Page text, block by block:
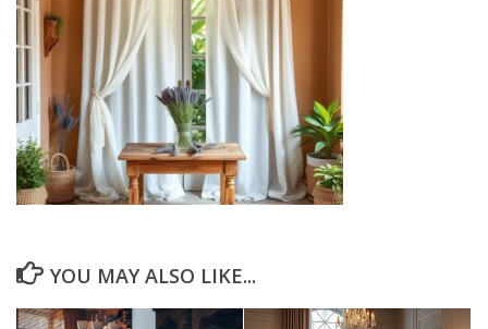
YOU MAY ALSO LIKE...